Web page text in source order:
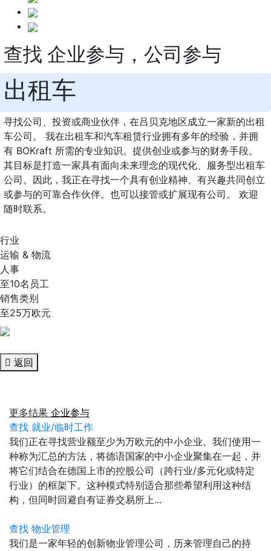
查找 企业参与，公司参与
出租车
寻找公司、投资或商业伙伴，在吕贝克地区成立一家新的出租
车公司。 我在出租车和汽车租赁行业拥有多年的经验，并拥
有 BOKraft 所需的专业知识。提供创业或参与的财务手段。
其目标是打造一家具有面向未来理念的现代化、服务型出租车
公司。因此，我正在寻找一个具有创业精神、有兴趣共同创立
或参与的可靠合作伙伴。也可以接管或扩展现有公司。 欢迎
随时联系。
行业
运输 & 物流
人事
至10名员工
销售类别
至25万欧元
返回
更多结果 企业参与
查找 就业/临时工作
我们正在寻找营业额至少为万欧元的中小企业。我们使用一
种称为汇总的方法，将德语国家的中小企业聚集在一起，并
将它们结合在德国上市的控股公司（跨行业/多元化或特定
行业）的框架下。这种模式特别适合那些希望利用这种结
构，但同时回避自有证券交易所上...
查找 物业管理
我们是一家年轻的创新物业管理公司，历来管理自己的持